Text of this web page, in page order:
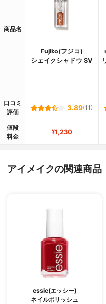
商品名
Fujiko(フジコ)
シェイクシャドウ SV
口コミ
評価
3.89(11)
値段
料金
¥1,230
アイメイクの関連商品
essie(エッシー)
ネイルポリッシュ